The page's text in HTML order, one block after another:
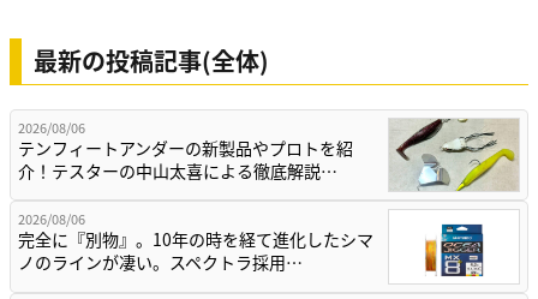
最新の投稿記事(全体)
2026/08/06
テンフィートアンダーの新製品やプロトを紹
介！テスターの中山太喜による徹底解説…
2026/08/06
完全に『別物』。10年の時を経て進化したシマ
ノのラインが凄い。スペクトラ採用…